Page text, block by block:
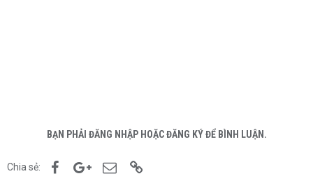
BẠN PHẢI ĐĂNG NHẬP HOẶC ĐĂNG KÝ ĐỂ BÌNH LUẬN.
Chia sẻ: FacebookGoogle+Email